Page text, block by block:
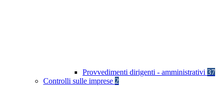
Provvedimenti dirigenti - amministrativi 37
Controlli sulle imprese 2